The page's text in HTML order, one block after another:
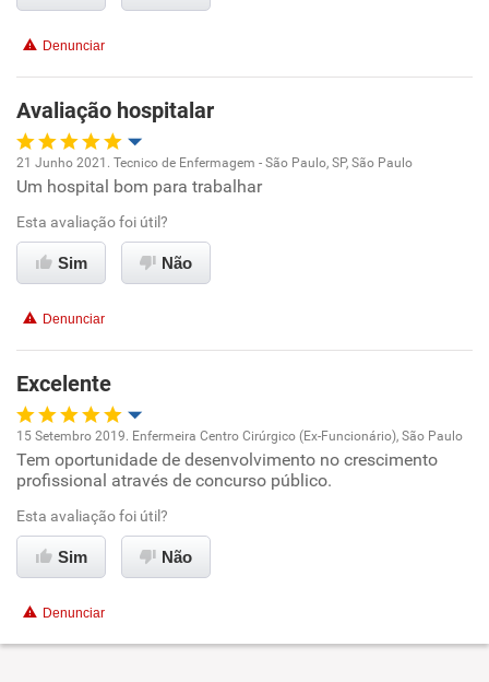
Recomenda esta empresa
Recomenda a diretoria
Denunciar
Avaliação hospitalar
Oportunidade de promoção
Ambiente de trabalho
Benefícios
Recomenda esta empresa
21 Junho 2021. Tecnico de Enfermagem - São Paulo, SP, São Paulo
Um hospital bom para trabalhar
Esta avaliação foi útil?
Sim Não
Denunciar
Excelente
Oportunidade de promoção
Ambiente de trabalho
Conciliação com a vida familiar
15 Setembro 2019. Enfermeira Centro Cirúrgico (Ex-Funcionário), São Paulo
Tem oportunidade de desenvolvimento no crescimento
profissional através de concurso público.
Esta avaliação foi útil?
Sim Não
Denunciar